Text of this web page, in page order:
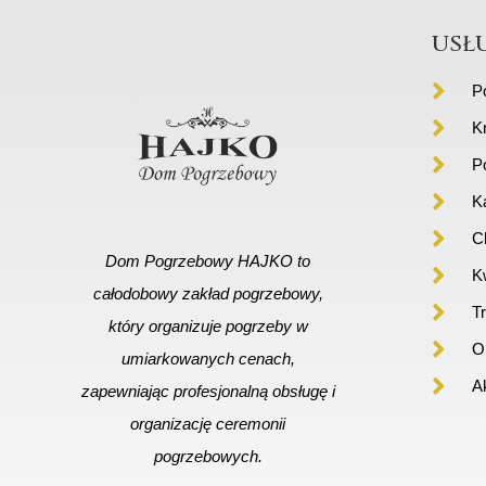
Dom Pogrzebowy HAJKO to
całodobowy zakład pogrzebowy,
który organizuje pogrzeby w
umiarkowanych cenach,
zapewniając profesjonalną obsługę i
organizację ceremonii
pogrzebowych.